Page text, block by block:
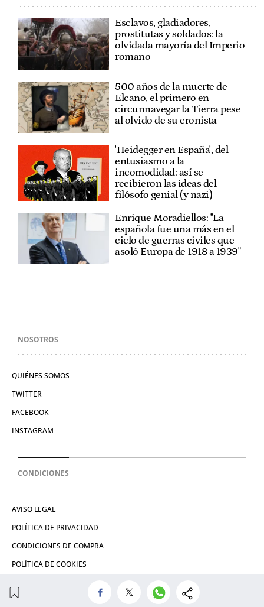
Esclavos, gladiadores,
prostitutas y soldados: la
olvidada mayoría del Imperio
romano
500 años de la muerte de
Elcano, el primero en
circunnavegar la Tierra pese
al olvido de su cronista
'Heidegger en España', del
entusiasmo a la
incomodidad: así se
recibieron las ideas del
filósofo genial (y nazi)
Enrique Moradiellos: "La
española fue una más en el
ciclo de guerras civiles que
asoló Europa de 1918 a 1939"
NOSOTROS
QUIÉNES SOMOS
TWITTER
FACEBOOK
INSTAGRAM
CONDICIONES
AVISO LEGAL
POLÍTICA DE PRIVACIDAD
CONDICIONES DE COMPRA
POLÍTICA DE COOKIES